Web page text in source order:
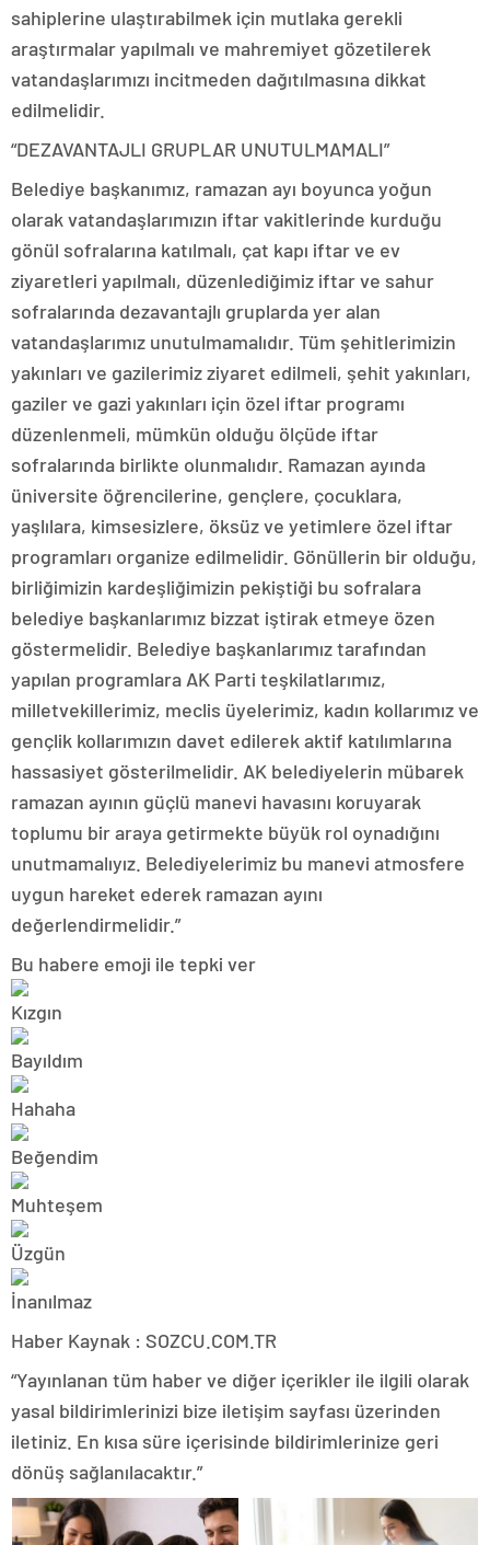
sahiplerine ulaştırabilmek için mutlaka gerekli
araştırmalar yapılmalı ve mahremiyet gözetilerek
vatandaşlarımızı incitmeden dağıtılmasına dikkat
edilmelidir.
“DEZAVANTAJLI GRUPLAR UNUTULMAMALI”
Belediye başkanımız, ramazan ayı boyunca yoğun
olarak vatandaşlarımızın iftar vakitlerinde kurduğu
gönül sofralarına katılmalı, çat kapı iftar ve ev
ziyaretleri yapılmalı, düzenlediğimiz iftar ve sahur
sofralarında dezavantajlı gruplarda yer alan
vatandaşlarımız unutulmamalıdır. Tüm şehitlerimizin
yakınları ve gazilerimiz ziyaret edilmeli, şehit yakınları,
gaziler ve gazi yakınları için özel iftar programı
düzenlenmeli, mümkün olduğu ölçüde iftar
sofralarında birlikte olunmalıdır. Ramazan ayında
üniversite öğrencilerine, gençlere, çocuklara,
yaşlılara, kimsesizlere, öksüz ve yetimlere özel iftar
programları organize edilmelidir. Gönüllerin bir olduğu,
birliğimizin kardeşliğimizin pekiştiği bu sofralara
belediye başkanlarımız bizzat iştirak etmeye özen
göstermelidir. Belediye başkanlarımız tarafından
yapılan programlara AK Parti teşkilatlarımız,
milletvekillerimiz, meclis üyelerimiz, kadın kollarımız ve
gençlik kollarımızın davet edilerek aktif katılımlarına
hassasiyet gösterilmelidir. AK belediyelerin mübarek
ramazan ayının güçlü manevi havasını koruyarak
toplumu bir araya getirmekte büyük rol oynadığını
unutmamalıyız. Belediyelerimiz bu manevi atmosfere
uygun hareket ederek ramazan ayını
değerlendirmelidir.”
Bu habere emoji ile tepki ver
Haber Kaynak : SOZCU.COM.TR
“Yayınlanan tüm haber ve diğer içerikler ile ilgili olarak
yasal bildirimlerinizi bize iletişim sayfası üzerinden
iletiniz. En kısa süre içerisinde bildirimlerinize geri
dönüş sağlanılacaktır.”